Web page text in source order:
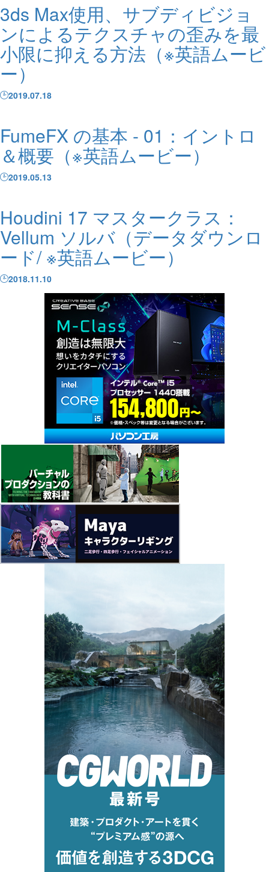
3ds Max使用、サブディビジョ
ンによるテクスチャの歪みを最
小限に抑える方法（※英語ムービ
ー）
2019.07.18
FumeFX の基本 - 01：イントロ
＆概要（※英語ムービー）
2019.05.13
Houdini 17 マスタークラス：
Vellum ソルバ（データダウンロ
ード/ ※英語ムービー）
2018.11.10